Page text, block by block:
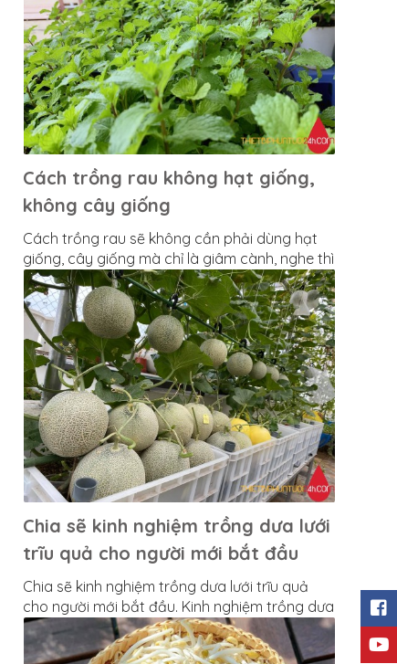
Cách trồng rau không hạt giống,
không cây giống
Cách trồng rau sẽ không cần phải dùng hạt
giống, cây giống mà chỉ là giâm cành, nghe thì
đơn giản nhưng thực ra là nó đơn giản thiệt
Chia sẽ kinh nghiệm trồng dưa lưới
trĩu quả cho người mới bắt đầu
Chia sẽ kinh nghiệm trồng dưa lưới trĩu quả
cho người mới bắt đầu. Kinh nghiệm trồng dưa
lưới ngon ngọt ngay tại nhà